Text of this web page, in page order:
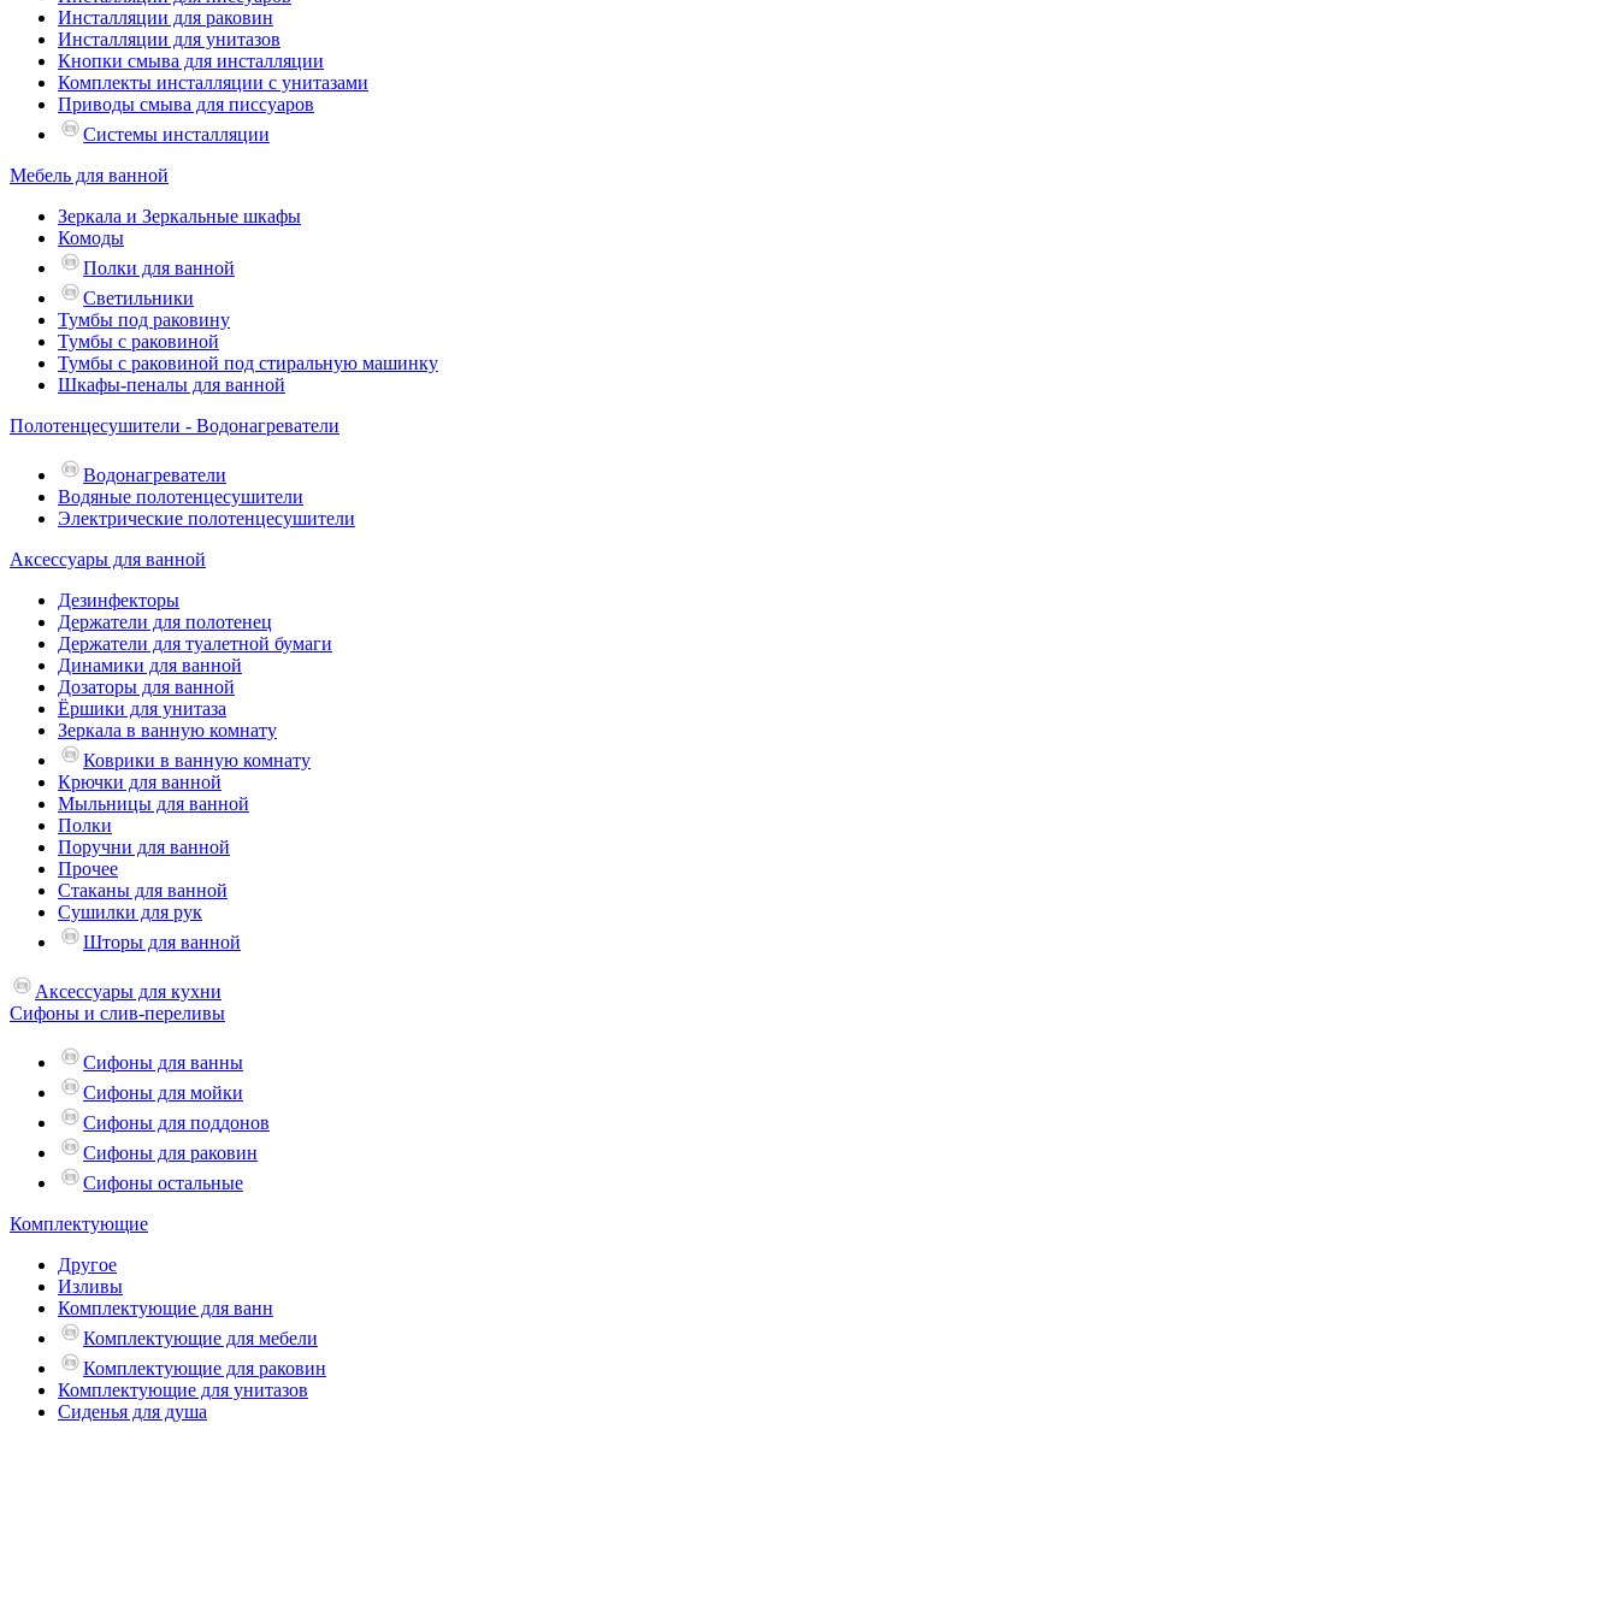
Инсталляции для раковин
Инсталляции для унитазов
Кнопки смыва для инсталляции
Комплекты инсталляции с унитазами
Приводы смыва для писсуаров
Системы инсталляции
Мебель для ванной
Зеркала и Зеркальные шкафы
Комоды
Полки для ванной
Светильники
Тумбы под раковину
Тумбы с раковиной
Тумбы с раковиной под стиральную машинку
Шкафы-пеналы для ванной
Полотенцесушители - Водонагреватели
Водонагреватели
Водяные полотенцесушители
Электрические полотенцесушители
Аксессуары для ванной
Дезинфекторы
Держатели для полотенец
Держатели для туалетной бумаги
Динамики для ванной
Дозаторы для ванной
Ёршики для унитаза
Зеркала в ванную комнату
Коврики в ванную комнату
Крючки для ванной
Мыльницы для ванной
Полки
Поручни для ванной
Прочее
Стаканы для ванной
Сушилки для рук
Шторы для ванной
Аксессуары для кухни
Сифоны и слив-переливы
Сифоны для ванны
Сифоны для мойки
Сифоны для поддонов
Сифоны для раковин
Сифоны остальные
Комплектующие
Другое
Изливы
Комплектующие для ванн
Комплектующие для мебели
Комплектующие для раковин
Комплектующие для унитазов
Сиденья для душа